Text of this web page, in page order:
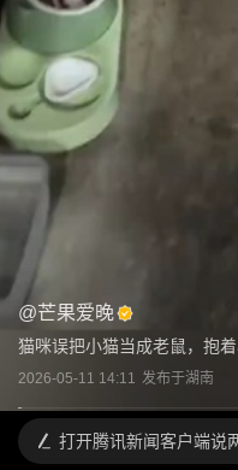
@芒果爱晚
猫咪误把小猫当成老鼠，抱
2026-05-11 14:11 发布于湖南
打开腾讯新闻客户端说